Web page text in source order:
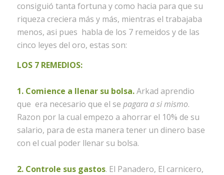
consiguió tanta fortuna y como hacia para que su
riqueza creciera más y más, mientras el trabajaba
menos, asi pues habla de los 7 remeidos y de las
cinco leyes del oro, estas son:
LOS 7 REMEDIOS:
1. Comience a llenar su bolsa.Arkad aprendio
que era necesario que el se pagara a si mismo.
Razon por la cual empezo a ahorrar el 10% de su
salario, para de esta manera tener un dinero base
con el cual poder llenar su bolsa.
2. Controle sus gastos. El Panadero, El carnicero,